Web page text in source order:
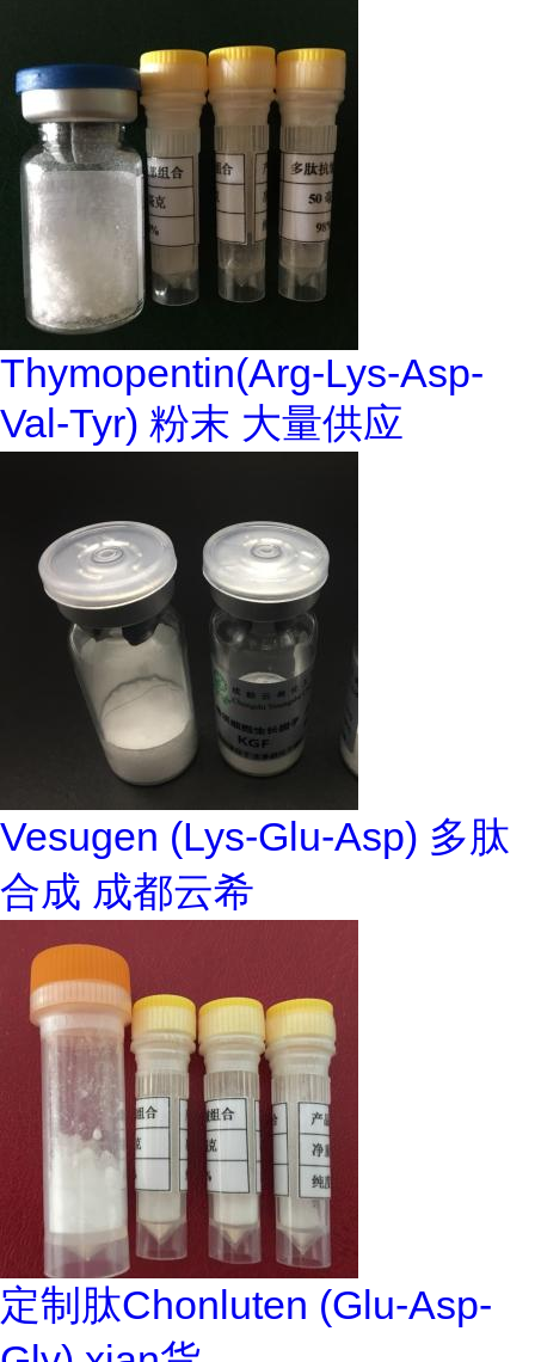
Thymopentin(Arg-Lys-Asp-
Val-Tyr) 粉末 大量供应
Vesugen (Lys-Glu-Asp) 多肽
合成 成都云希
定制肽Chonluten (Glu-Asp-